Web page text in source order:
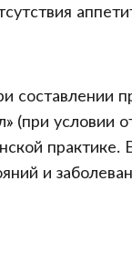
составлении
условии
практике.
и